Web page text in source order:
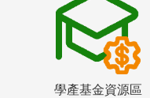
學產基金資源區